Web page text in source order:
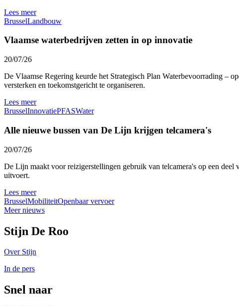
Lees meer
BrusselLandbouw
Vlaamse waterbedrijven zetten in op innovatie
20/07/26
De Vlaamse Regering keurde het Strategisch Plan Waterbevoorrading –
versterken en toekomstgericht te organiseren.
Lees meer
BrusselInnovatiePFASWater
Alle nieuwe bussen van De Lijn krijgen telcamera's
20/07/26
De Lijn maakt voor reizigerstellingen gebruik van telcamera's op een deel
uitvoert.
Lees meer
BrusselMobiliteitOpenbaar vervoer
Meer nieuws
Stijn De Roo
Over Stijn
In de pers
Snel naar